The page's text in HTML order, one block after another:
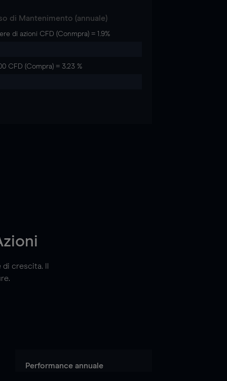
di Mantenimento (annuale)
di azioni CFD (Conmpra) = 1.9%
CFD (Compra) = 3.23 %
crescita. Il
Performance annuale